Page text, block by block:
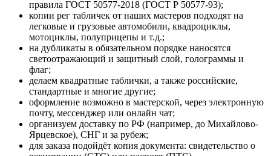
правила ГОСТ 50577-2018 (ГОСТ Р 50577-93);
копии рег табличек от наших мастеров подходят на
легковые и грузовые автомобили, квадроциклы,
мотоциклы, полуприцепы и т.д.;
на дубликаты в обязательном порядке наносятся
светоотражающий и защитный слой, голограммы и
флаг;
делаем квадратные таблички, а также российские,
стандартные и многие другие;
оформление возможно в мастерской, через электронную
почту, мессенджер или онлайн чат;
организуем доставку по РФ (например, до Михайлово-
Ярцевское), СНГ и за рубеж;
для заказа подойдёт копия документа: свидетельство о